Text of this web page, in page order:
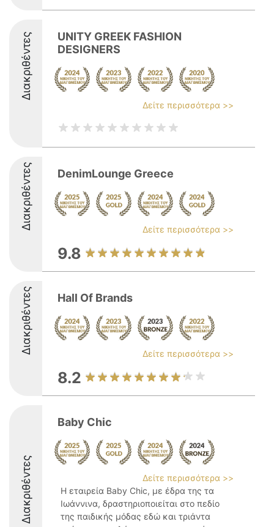
Διακριθέντες
UNITY GREEK FASHION
DESIGNERS
Δείτε περισσότερα >>
Διακριθέντες DenimLounge Greece
Δείτε περισσότερα >>
9.8
Διακριθέντες Hall Of Brands
Δείτε περισσότερα >>
8.2
Διακριθέντες
Baby Chic
Δείτε περισσότερα >>
Η εταιρεία Baby Chic, με έδρα της τα
Ιωάννινα, δραστηριοποιείται στο πεδίο
της παιδικής μόδας εδώ και τριάντα